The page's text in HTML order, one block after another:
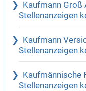
Kaufmann Groß
Stellenanzeigen
Kaufmann
Stellenanzeigen
Kaufmännische
Stellenanzeigen